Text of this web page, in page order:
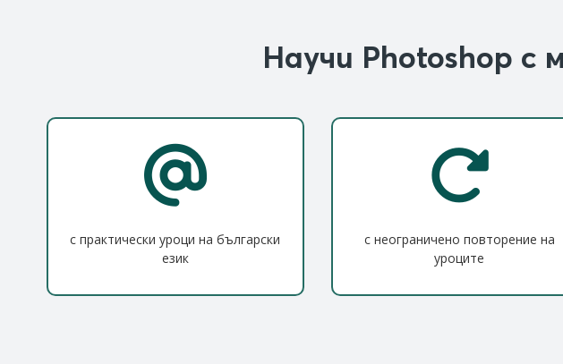
Научи Photoshop с
с практически уроци на български
език
с неограничено повторение на
уроците